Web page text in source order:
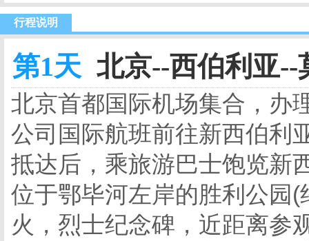
行程说明
第1天 北京--西伯利亚--
北京首都国际机场集合，办
公司国际航班前往新西伯利
抵达后，乘旅游巴士饱览新
位于鄂毕河左岸的胜利公园
火，烈士纪念碑，近距离参